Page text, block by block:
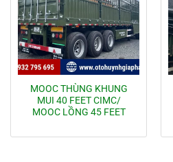
MOOC THÙNG KHUNG
MUI 40 FEET CIMC/
MOOC LỒNG 45 FEET